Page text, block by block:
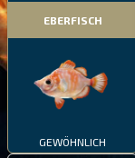
EBERFISCH
GEWÖHNLICH